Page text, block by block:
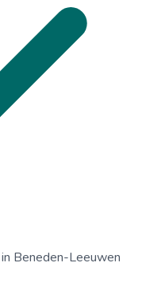
Beneden-Leeuwen